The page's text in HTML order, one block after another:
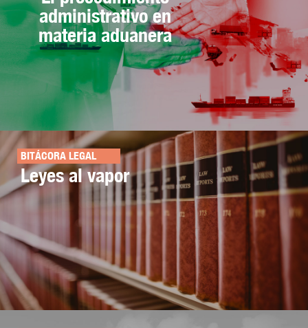
administrativo en
materia aduanera
BITÁCORA LEGAL
Leyes al vapor